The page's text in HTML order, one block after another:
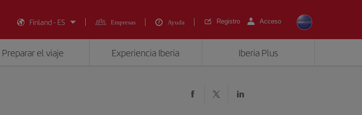
Finland - ES
Empresas Ayuda Registro Acceso
Preparar el viaje Experiencia Iberia Iberia Plus